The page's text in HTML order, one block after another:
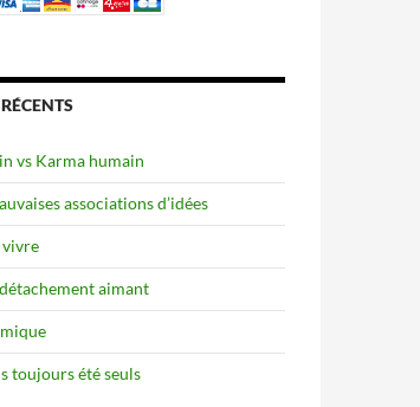
vs Karma humain
associations d’idées
vivre
aimant
toujours été seuls